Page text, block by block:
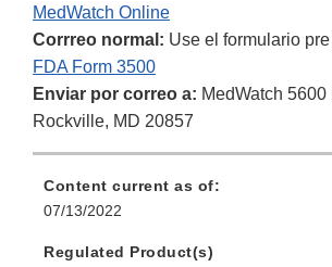
MedWatch Online
Corrreo normal: Use el formulario
FDA Form 3500
Enviar por correo a: MedWatch
Rockville, MD 20857
Content current as of:
07/13/2022
Regulated Product(s)